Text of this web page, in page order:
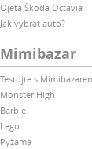
Ojetá Škoda Octavia
Jak vybrat auto?
Mimibazar
Testujte s
Monster High
Barbie
Lego
Pyžama